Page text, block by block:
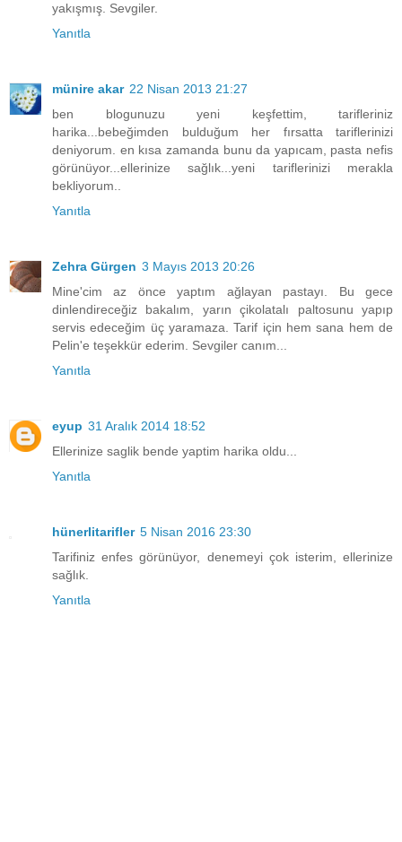
yakışmış. Sevgiler.
Yanıtla
münire akar 22 Nisan 2013 21:27
ben blogunuzu yeni keşfettim, tarifleriniz
harika...bebeğimden bulduğum her fırsatta tariflerinizi
deniyorum. en kısa zamanda bunu da yapıcam, pasta nefis
görünüyor...ellerinize sağlık...yeni tariflerinizi merakla
bekliyorum..
Yanıtla
Zehra Gürgen 3 Mayıs 2013 20:26
Mine'cim az önce yaptım ağlayan pastayı. Bu gece
dinlendireceğiz bakalım, yarın çikolatalı paltosunu yapıp
servis edeceğim üç yaramaza. Tarif için hem sana hem de
Pelin'e teşekkür ederim. Sevgiler canım...
Yanıtla
eyup 31 Aralık 2014 18:52
Ellerinize saglik bende yaptim harika oldu...
Yanıtla
hünerlitarifler 5 Nisan 2016 23:30
Tarifiniz enfes görünüyor, denemeyi çok isterim, ellerinize
sağlık.
Yanıtla